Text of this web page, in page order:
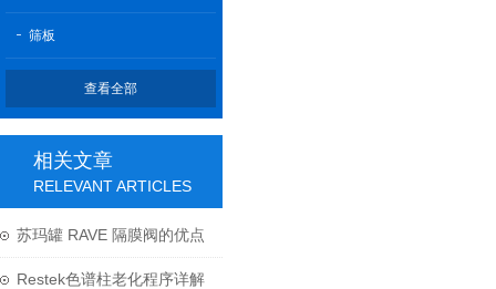
筛板
查看全部
相关文章
RELEVANT ARTICLES
苏玛罐 RAVE 隔膜阀的优点
和设计特点介绍
Restek色谱柱老化程序详解